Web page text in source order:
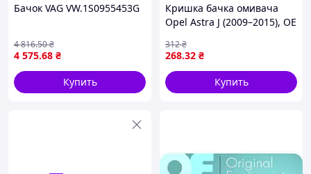
Бачок VAG VW.1S0955453G
4 575.68 ₴
4 816.50₴
Купить
Кришка бачка омивача
Opel Astra J (2009–2015), OE
268.32 ₴
312₴
Купить